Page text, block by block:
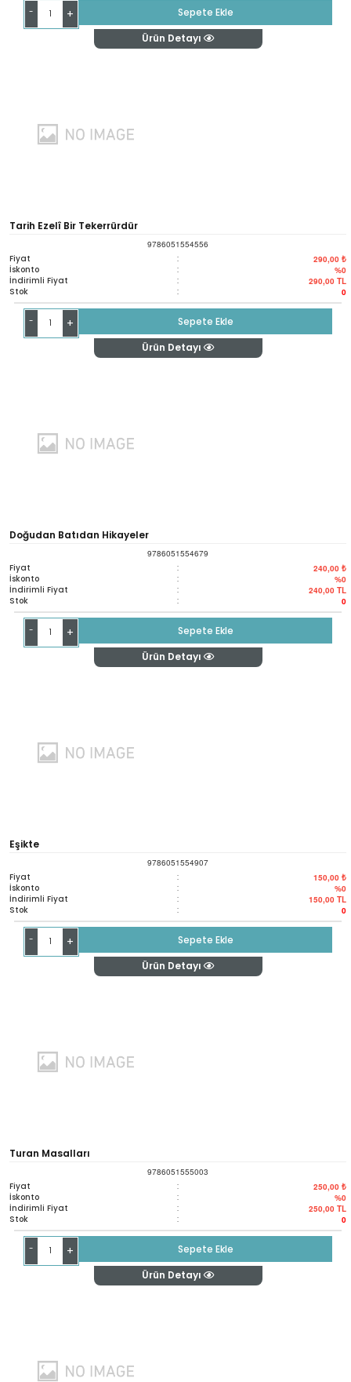
- +
Sepete Ekle
Ürün Detayı
Tarih Ezelî Bir Tekerrürdür
9786051554556
Fiyat : 290,00 ₺
İskonto : %0
İndirimli Fiyat : 290,00 TL
Stok : 0
- +
Sepete Ekle
Ürün Detayı
Doğudan Batıdan Hikayeler
9786051554679
Fiyat : 240,00 ₺
İskonto : %0
İndirimli Fiyat : 240,00 TL
Stok : 0
- +
Sepete Ekle
Ürün Detayı
Eşikte
9786051554907
Fiyat : 150,00 ₺
İskonto : %0
İndirimli Fiyat : 150,00 TL
Stok : 0
- +
Sepete Ekle
Ürün Detayı
Turan Masalları
9786051555003
Fiyat : 250,00 ₺
İskonto : %0
İndirimli Fiyat : 250,00 TL
Stok : 0
- +
Sepete Ekle
Ürün Detayı